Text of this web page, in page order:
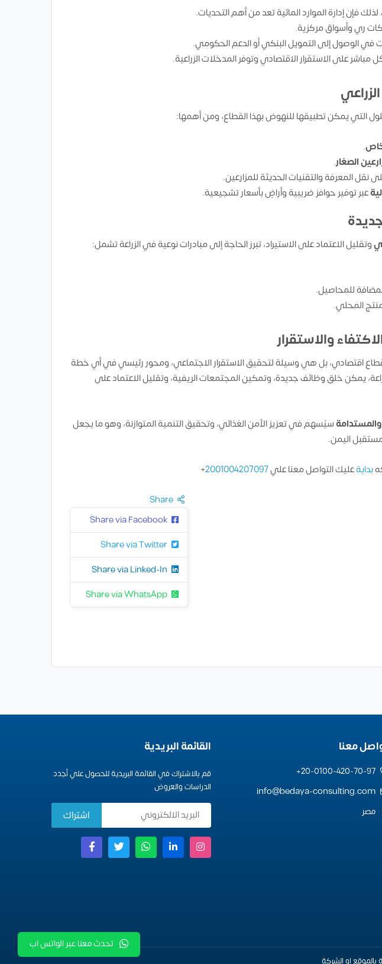
تحدث معنا عبر الواتس اب
فإن إدارة الموارد المائية تعد من أهم التحديات.
ري وأسواق مركزية.
في الوصول إلى التمويل البنكي أو الدعم الحكومي.
مباشر على الاستقرار الاقتصادي وتوفر المدخلات الزراعية.
التي يمكن تطبيقها للنهوض بهذا القطاع، ومن أهمها:
.
الصغار.
نقل المعرفة والتقنيات الحديثة للمزارعين.
عبر توفير حوافز ضريبية وأراضٍ بأسعار تشجيعية.
وتقليل الاعتماد على الاستيراد، تبرز الحاجة إلى مبادرات نوعية في الزراعة تشمل:
للمحاصيل.
المحلي.
والاستقرار
اقتصادي، بل هي وسيلة لتحقيق الاستقرار الاجتماعي، ومحور رئيسي في أي خطة
يمكن خلق وظائف جديدة، وتمكين المجتمعات الريفية، وتقليل الاعتماد على
والمستدامة سيُسهم في تعزيز الأمن الغذائي، وتحقيق التنمية المتوازنة، وهو ما يجعل
اليمن.
بدايةعليك التواصل معنا علي2001004207097
+
Share
Share via Facebook
Share via Twitter
Share via Linked-In
Share via WhatsApp
معنا
20-0100-420-70-97+
info@bedaya-consulting.com
مصر
القائمة البريدية
قم بالاشتراك في القائمة البريدية للحصول علي أجدد
الدراسات والعروض
او الشركة